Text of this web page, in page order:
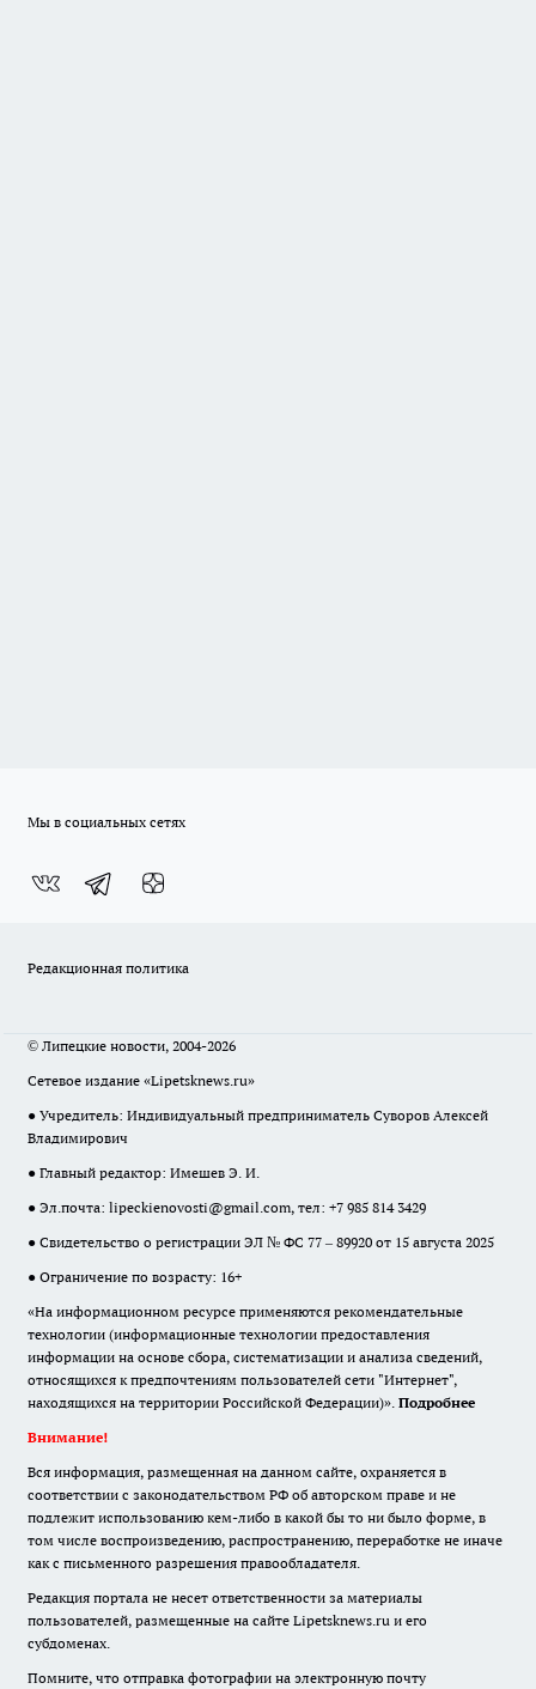
Мы в социальных сетях
Редакционная политика
© Липецкие новости, 2004-2026
Сетевое издание «Lipetsknews.ru»
● Учредитель: Индивидуальный предприниматель Суворов Алексей
Владимирович
● Главный редактор: Имешев Э. И.
● Эл.почта: lipeckienovosti@gmail.com, тел: +7 985 814 3429
● Свидетельство о регистрации ЭЛ № ФС 77 – 89920 от 15 августа 2025
● Ограничение по возрасту: 16+
«На информационном ресурсе применяются рекомендательные
технологии (информационные технологии предоставления
информации на основе сбора, систематизации и анализа сведений,
относящихся к предпочтениям пользователей сети "Интернет",
находящихся на территории Российской Федерации)». Подробнее
Внимание!
Вся информация, размещенная на данном сайте, охраняется в
соответствии с законодательством РФ об авторском праве и не
подлежит использованию кем-либо в какой бы то ни было форме, в
том числе воспроизведению, распространению, переработке не иначе
как с письменного разрешения правообладателя.
Редакция портала не несет ответственности за материалы
пользователей, размещенные на сайте Lipetsknews.ru и его
субдоменах.
Помните, что отправка фотографии на электронную почту